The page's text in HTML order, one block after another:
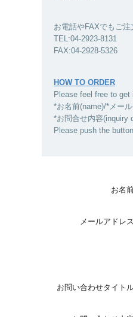
お電話やFAXでもご注
TEL:04-2923-8131
FAX:04-2928-5326
HOW TO ORDER
Please feel free to
*お名前(name)/*メー
*お問合せ内容(inquiry
Please push the
お名
メールアドレス
お問い合わせタイト